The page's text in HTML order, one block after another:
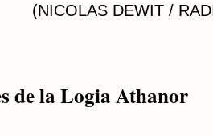
(NICOLAS DEWIT /
de la Logia Athanor